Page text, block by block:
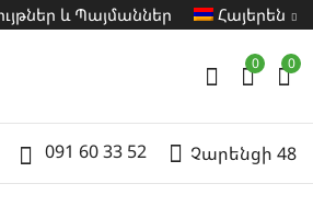
և Պայմաններ Հայերեն
0 0
091 60 33 52 Չարենցի 48